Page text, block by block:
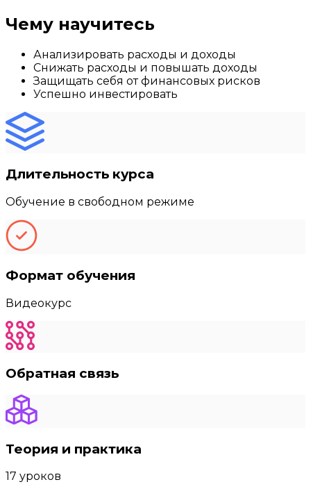
Чему научитесь
Анализировать расходы и доходы
Снижать расходы и повышать доходы
Защищать себя от финансовых рисков
Успешно инвестировать
Длительность курса
Обучение в свободном режиме
Формат обучения
Видеокурс
Обратная связь
Теория и практика
17 уроков